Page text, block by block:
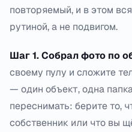
повторяемый, и в этом
рутиной, а не подвигом.
Шаг 1. Собрал фото по
своему пулу и сложите
— один объект, одна
переснимать: берите то,
собственник или что вы